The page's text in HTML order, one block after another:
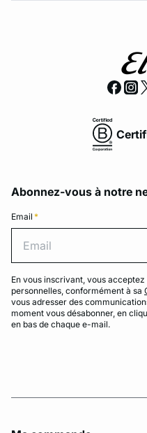
Abonnez-vous à notre
Email *
En vous inscrivant, vous
personnelles, conformément à sa
vous adresser des
moment vous désabonner, en
en bas de chaque e-mail.